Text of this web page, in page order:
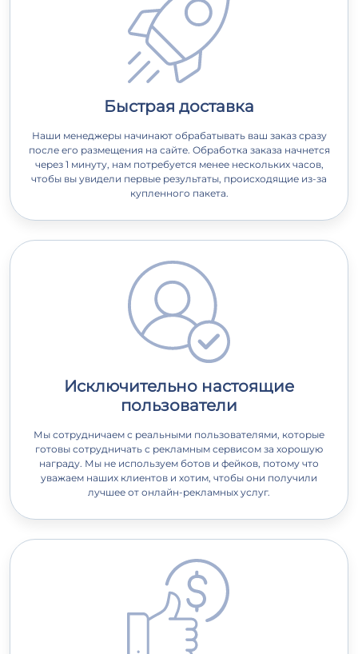
Быстрая доставка
Наши менеджеры начинают обрабатывать ваш заказ сразу
после его размещения на сайте. Обработка заказа начнется
через 1 минуту, нам потребуется менее нескольких часов,
чтобы вы увидели первые результаты, происходящие из-за
купленного пакета.
Исключительно настоящие
пользователи
Мы сотрудничаем с реальными пользователями, которые
готовы сотрудничать с рекламным сервисом за хорошую
награду. Мы не используем ботов и фейков, потому что
уважаем наших клиентов и хотим, чтобы они получили
лучшее от онлайн-рекламных услуг.